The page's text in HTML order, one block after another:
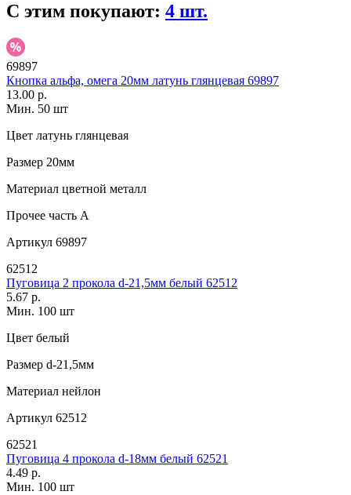
С этим покупают: 4 шт.
69897
Кнопка альфа, омега 20мм латунь глянцевая 69897
13.00 р.
Мин. 50 шт
Цвет латунь глянцевая
Размер 20мм
Материал цветной металл
Прочее часть A
Артикул 69897
62512
Пуговица 2 прокола d-21,5мм белый 62512
5.67 р.
Мин. 100 шт
Цвет белый
Размер d-21,5мм
Материал нейлон
Артикул 62512
62521
Пуговица 4 прокола d-18мм белый 62521
4.49 р.
Мин. 100 шт